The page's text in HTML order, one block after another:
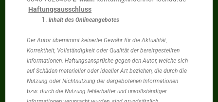
Haftungsausschluss
Inhalt des Onlineangebotes
Der Autor übernimmt keinerlei Gewähr für die Aktualität,
Korrektheit, Vollständigkeit oder Qualität der bereitgestellten
Informationen. Haftungsansprüche gegen den Autor, welche sich
auf Schäden materieller oder ideeller Art beziehen, die durch die
Nutzung oder Nichtnutzung der dargebotenen Informationen
bzw. durch die Nutzung fehlerhafter und unvollständiger